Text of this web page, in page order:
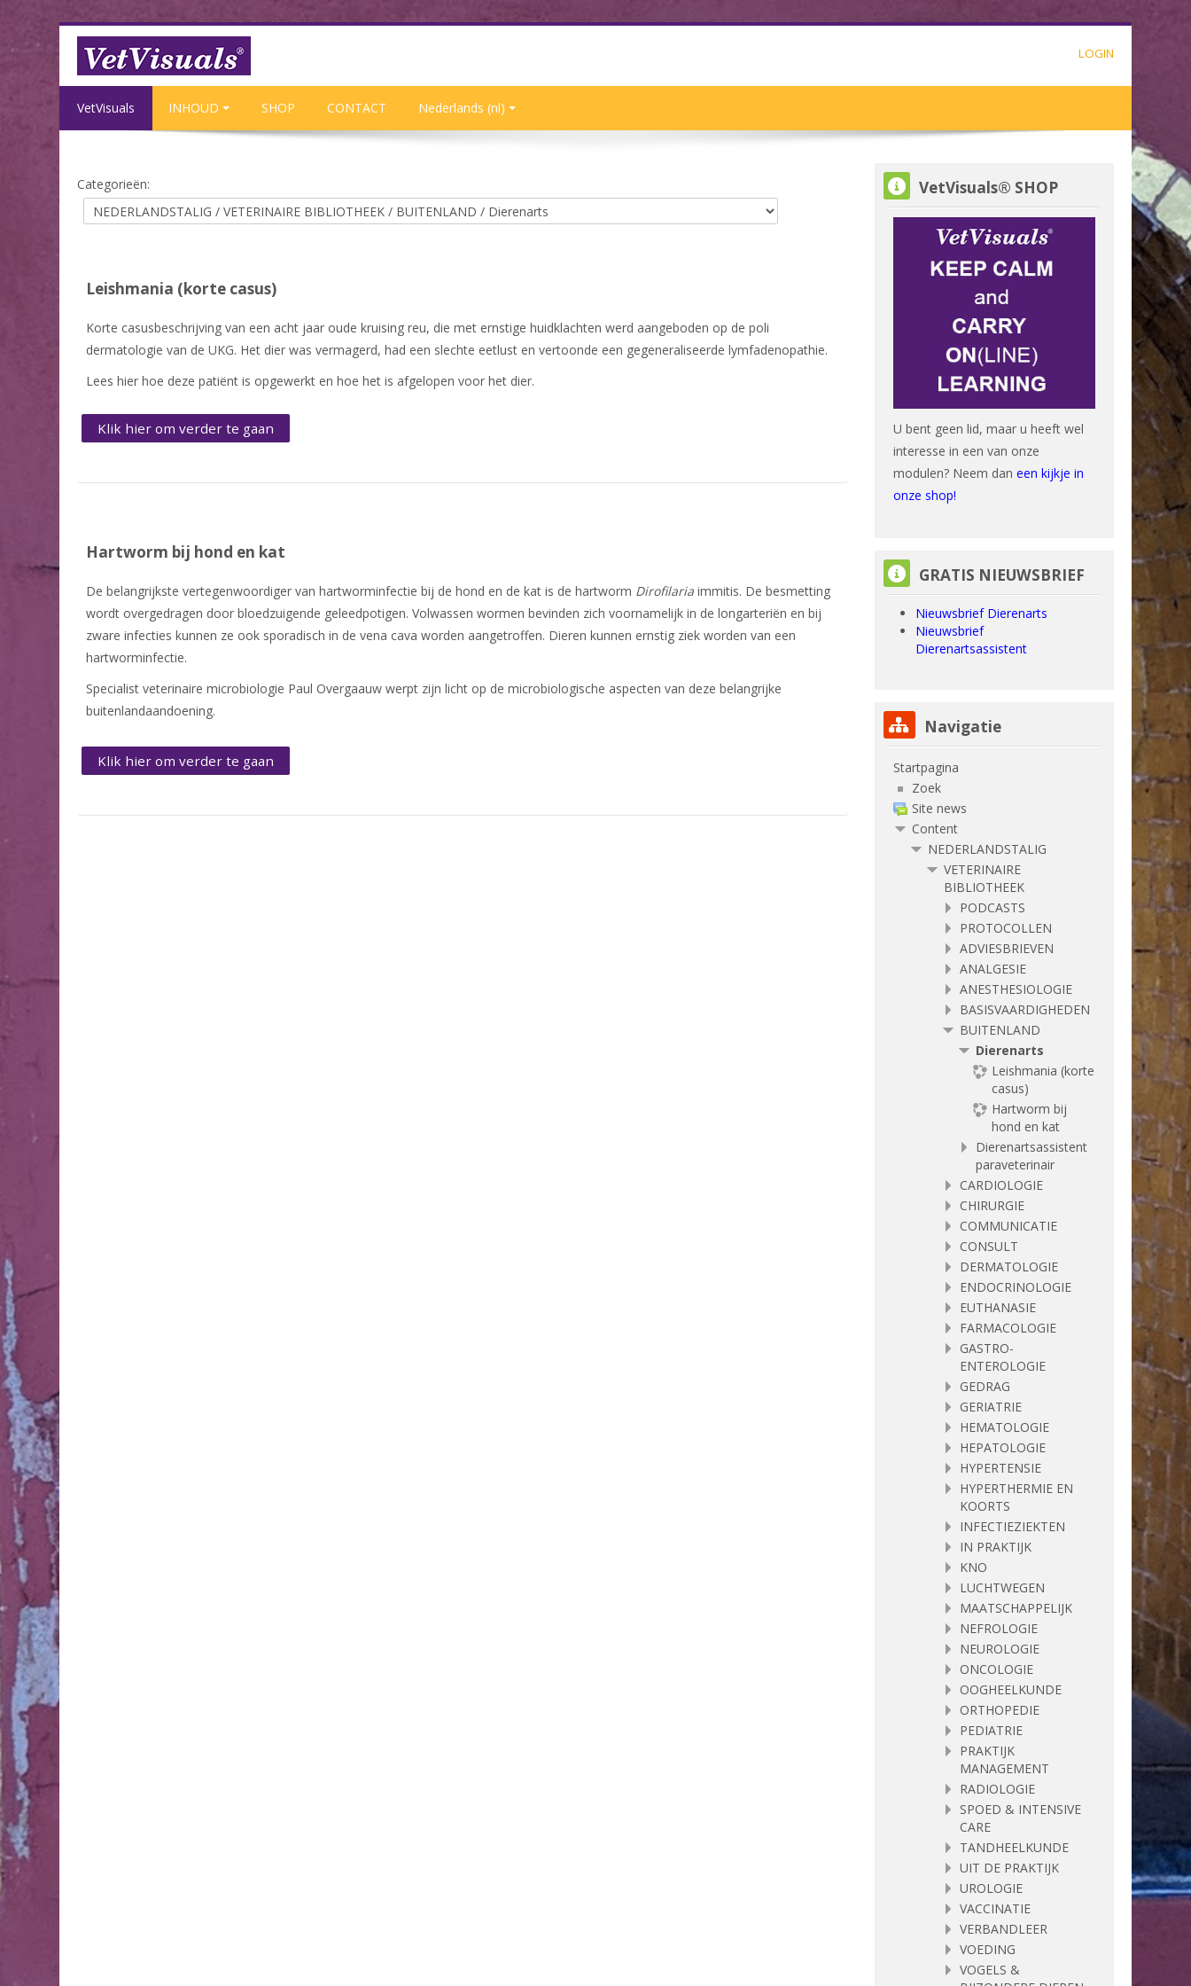
Ga naar hoofdinhoud
LOGIN
VetVisuals INHOUD SHOP CONTACT Nederlands ‎(nl)‎
Categorieën:
Leishmania (korte casus)
Korte casusbeschrijving van een acht jaar oude kruising reu, die met ernstige huidklachten werd aangeboden op de poli
dermatologie van de UKG. Het dier was vermagerd, had een slechte eetlust en vertoonde een gegeneraliseerde lymfadenopathie.
Lees hier hoe deze patiënt is opgewerkt en hoe het is afgelopen voor het dier.
Klik hier om verder te gaan
Hartworm bij hond en kat
De belangrijkste vertegenwoordiger van hartworminfectie bij de hond en de kat is de hartworm Dirofilaria immitis. De besmetting
wordt overgedragen door bloedzuigende geleedpotigen. Volwassen wormen bevinden zich voornamelijk in de longarteriën en bij
zware infecties kunnen ze ook sporadisch in de vena cava worden aangetroffen. Dieren kunnen ernstig ziek worden van een
hartworminfectie.
Specialist veterinaire microbiologie Paul Overgaauw werpt zijn licht op de microbiologische aspecten van deze belangrijke
buitenlandaandoening.
Klik hier om verder te gaan
VetVisuals® SHOP overslaan
VetVisuals® SHOP
U bent geen lid, maar u heeft wel
interesse in een van onze
modulen? Neem dan een kijkje in
onze shop!
GRATIS NIEUWSBRIEF overslaan
GRATIS NIEUWSBRIEF
Nieuwsbrief Dierenarts
Nieuwsbrief
Dierenartsassistent
Navigatie overslaan
Navigatie
Startpagina
Zoek
Site news
Content
NEDERLANDSTALIG
VETERINAIRE
BIBLIOTHEEK
PODCASTS
PROTOCOLLEN
ADVIESBRIEVEN
ANALGESIE
ANESTHESIOLOGIE
BASISVAARDIGHEDEN
BUITENLAND
Dierenarts
Leishmania (korte
casus)
Hartworm bij
hond en kat
Dierenartsassistent
paraveterinair
CARDIOLOGIE
CHIRURGIE
COMMUNICATIE
CONSULT
DERMATOLOGIE
ENDOCRINOLOGIE
EUTHANASIE
FARMACOLOGIE
GASTRO-
ENTEROLOGIE
GEDRAG
GERIATRIE
HEMATOLOGIE
HEPATOLOGIE
HYPERTENSIE
HYPERTHERMIE EN
KOORTS
INFECTIEZIEKTEN
IN PRAKTIJK
KNO
LUCHTWEGEN
MAATSCHAPPELIJK
NEFROLOGIE
NEUROLOGIE
ONCOLOGIE
OOGHEELKUNDE
ORTHOPEDIE
PEDIATRIE
PRAKTIJK
MANAGEMENT
RADIOLOGIE
SPOED & INTENSIVE
CARE
TANDHEELKUNDE
UIT DE PRAKTIJK
UROLOGIE
VACCINATIE
VERBANDLEER
VOEDING
VOGELS &